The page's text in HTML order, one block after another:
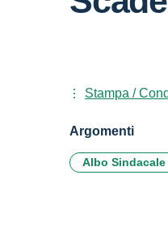
Stampa /
Argomenti
Albo Sindacale